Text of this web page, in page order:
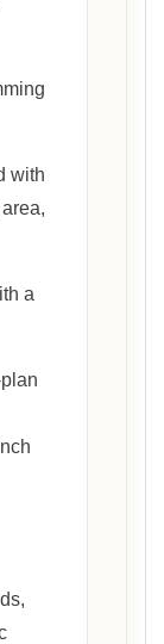
with
a